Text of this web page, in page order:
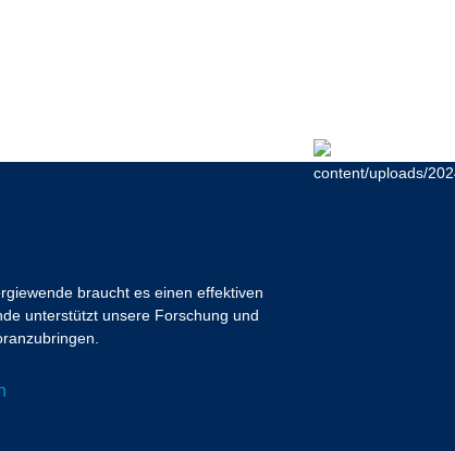
braucht es einen effektiven
unterstützt unsere Forschung und